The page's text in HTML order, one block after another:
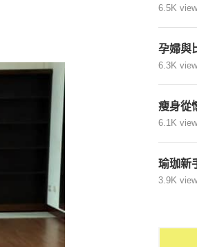
6.5K
孕婦與
6.3K
瘦身從
6.1K
瑜珈新
3.9K